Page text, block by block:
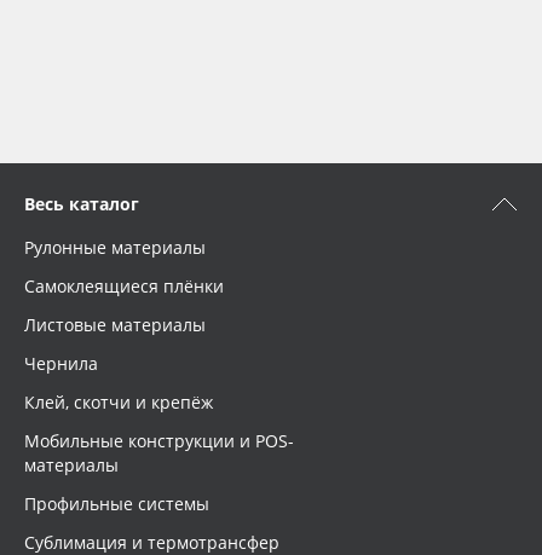
Весь каталог
Рулонные материалы
Самоклеящиеся плёнки
Листовые материалы
Чернила
Клей, скотчи и крепёж
Мобильные конструкции и POS-
материалы
Профильные системы
Сублимация и термотрансфер